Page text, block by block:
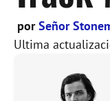
porSeñor
Ultima